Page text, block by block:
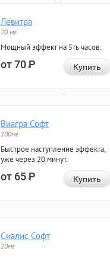
Левитра
20 мг
Мощный эффект на 5ть часов.
от 70Р Купить
Виагра Софт
100мг
Быстрое наступление эффекта,
уже через 20 минут.
от 65Р Купить
Сиалис Софт
20мг